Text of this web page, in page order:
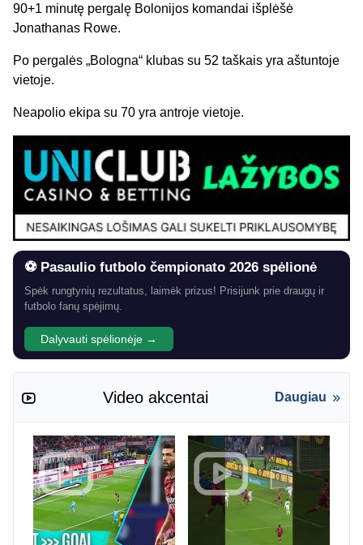
90+1 minutę pergalę Bolonijos komandai išplėšė
Jonathanas Rowe.
Po pergalės „Bologna“ klubas su 52 taškais yra aštuntoje
vietoje.
Neapolio ekipa su 70 yra antroje vietoje.
⚽ Pasaulio futbolo čempionato 2026 spėlionė
Spėk rungtynių rezultatus, laimėk prizus! Prisijunk prie draugų ir
futbolo fanų spėjimų.
Dalyvauti spėlionėje →
Video akcentai Daugiau